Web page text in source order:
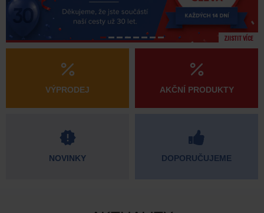
ZJISTIT VÍCE
VÝPRODEJ
NOVINKY
AKČNÍ PRODUKTY
DOPORUČUJEME